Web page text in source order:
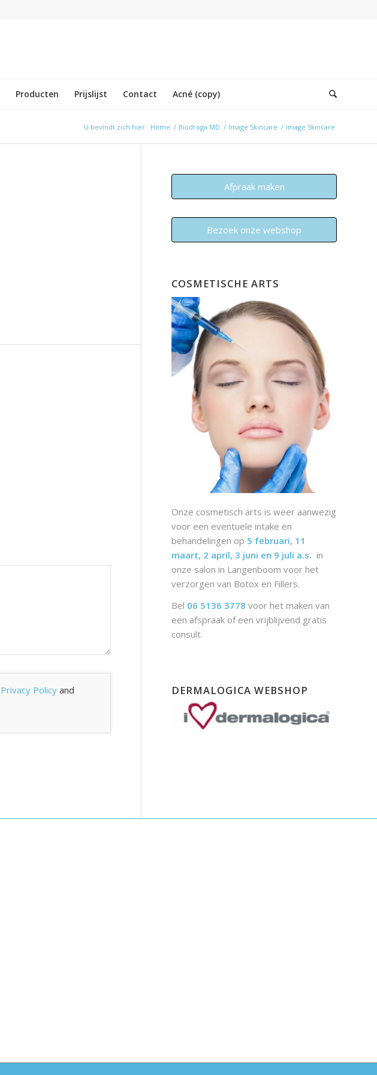
Producten Prijslijst Contact Acné (copy)
U bevindt zich hier: Home / Biodroga MD / Image Skincare / Image Skincare
Privacy Policy and
Afpraak maken
Bezoek onze webshop
COSMETISCHE ARTS
Onze cosmetisch arts is weer aanwezig
voor een eventuele intake en
behandelingen op 5 februari, 11
maart, 2 april, 3 juni en 9 juli a.s. in
onze salon in Langenboom voor het
verzorgen van Botox en Fillers.
Bel 06 5136 3778 voor het maken van
een afspraak of een vrijblijvend gratis
consult.
DERMALOGICA WEBSHOP